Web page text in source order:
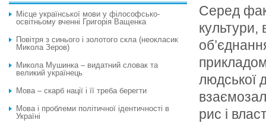
Серед
культури,
людської
рис і
Місце української мови у філософсько-
освітньому вченні Григорія Ващенка
Повітря з синього і золотого скла (неокласик
Микола Зеров)
Микола Мушинка – видатний словак та
великий українець
Мова – скарб нації і її треба берегти
Мова і проблеми політичної ідентичності в
Україні